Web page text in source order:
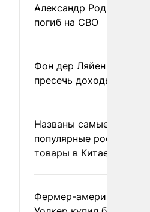
Александр Родионов
погиб на СВО
Фон дер Ляйен
пресечь доходы России
Названы самые
популярные российские
товары в Китае
Фермер-американец